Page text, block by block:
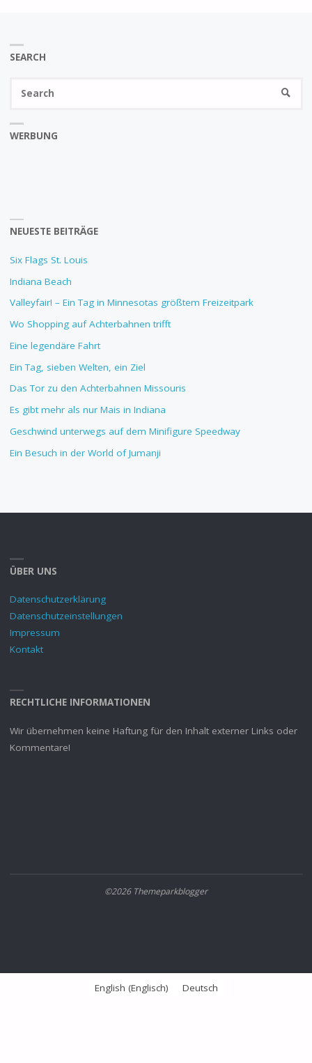
SEARCH
WERBUNG
NEUESTE BEITRÄGE
Six Flags St. Louis
Indiana Beach
Valleyfair! – Ein Tag in Minnesotas größtem Freizeitpark
Wo Shopping auf Achterbahnen trifft
Eine legendäre Fahrt
Ein Tag, sieben Welten, ein Ziel
Das Tor zu den Achterbahnen Missouris
Es gibt mehr als nur Mais in Indiana
Geschwind unterwegs auf dem Minifigure Speedway
Ein Besuch in der World of Jumanji
ÜBER UNS
Datenschutzerklärung
Datenschutzeinstellungen
Impressum
Kontakt
RECHTLICHE INFORMATIONEN
Wir übernehmen keine Haftung für den Inhalt externer Links oder
Kommentare!
©2026 Themeparkblogger
English (Englisch) Deutsch